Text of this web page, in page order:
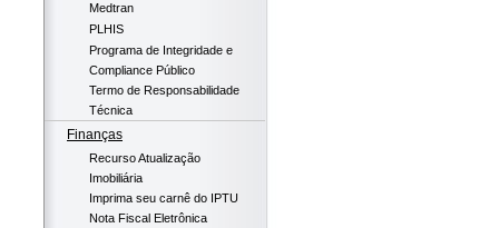
Medtran
PLHIS
Programa de Integridade e
Compliance Público
Termo de Responsabilidade
Técnica
Finanças
Recurso Atualização
Imobiliária
Imprima seu carnê do IPTU
Nota Fiscal Eletrônica